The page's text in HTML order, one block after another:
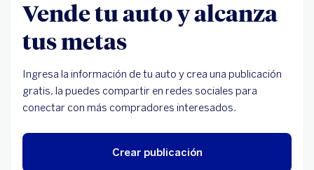
Vende tu auto y alcanza
tus metas
Ingresa la información de tu auto y crea una publicación
gratis, la puedes compartir en redes sociales para
conectar con más compradores interesados.
Crear publicación